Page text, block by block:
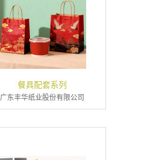
餐具配套系列
广东丰华纸业股份有限公司